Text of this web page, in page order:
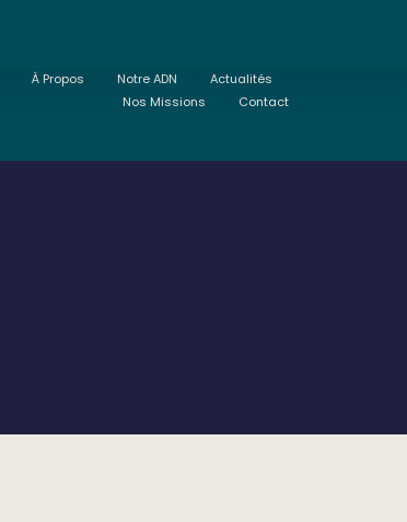
À Propos Notre ADN
Actualités
Nos Missions
Contact